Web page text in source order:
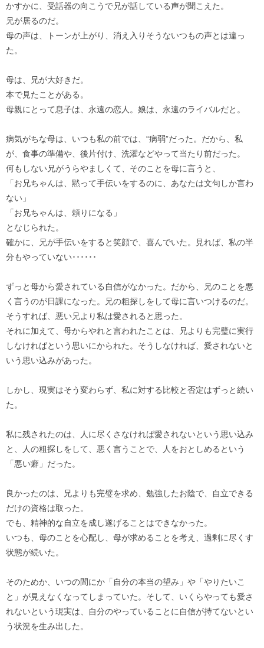
かすかに、受話器の向こうで兄が話している声が聞こえた。
兄が居るのだ。
母の声は、トーンが上がり、消え入りそうないつもの声とは違っ
た。
母は、兄が大好きだ。
本で見たことがある。
母親にとって息子は、永遠の恋人。娘は、永遠のライバルだと。
病気がちな母は、いつも私の前では、“病弱”だった。だから、私
が、食事の準備や、後片付け、洗濯などやって当たり前だった。
何もしない兄がうらやましくて、そのことを母に言うと、
「お兄ちゃんは、黙って手伝いをするのに、あなたは文句しか言わ
ない」
「お兄ちゃんは、頼りになる」
となじられた。
確かに、兄が手伝いをすると笑顔で、喜んでいた。見れば、私の半
分もやっていない･･････
ずっと母から愛されている自信がなかった。だから、兄のことを悪
く言うのが日課になった。兄の粗探しをして母に言いつけるのだ。
そうすれば、悪い兄より私は愛されると思った。
それに加えて、母からやれと言われたことは、兄よりも完璧に実行
しなければという思いにかられた。そうしなければ、愛されないと
いう思い込みがあった。
しかし、現実はそう変わらず、私に対する比較と否定はずっと続い
た。
私に残されたのは、人に尽くさなければ愛されないという思い込み
と、人の粗探しをして、悪く言うことで、人をおとしめるという
「悪い癖」だった。
良かったのは、兄よりも完璧を求め、勉強したお陰で、自立できる
だけの資格は取った。
でも、精神的な自立を成し遂げることはできなかった。
いつも、母のことを心配し、母が求めることを考え、過剰に尽くす
状態が続いた。
そのためか、いつの間にか「自分の本当の望み」や「やりたいこ
と」が見えなくなってしまっていた。そして、いくらやっても愛さ
れないという現実は、自分のやっていることに自信が持てないとい
う状況を生み出した。